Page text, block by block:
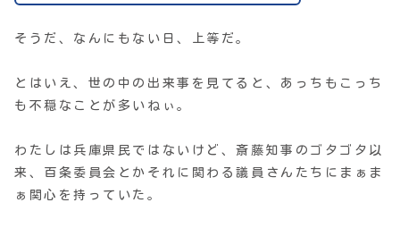
そうだ、なんにもない日、上等だ。
とはいえ、世の中の出来事を見てると、あっちもこっち
も不穏なことが多いねぃ。
わたしは兵庫県民ではないけど、斎藤知事のゴタゴタ以
来、百条委員会とかそれに関わる議員さんたちにまぁま
ぁ関心を持っていた。